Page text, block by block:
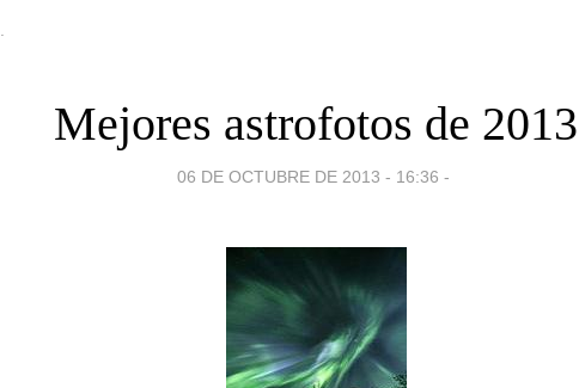
Mejores astrofotos de 2013
06 DE OCTUBRE DE 2013 - 16:36 -